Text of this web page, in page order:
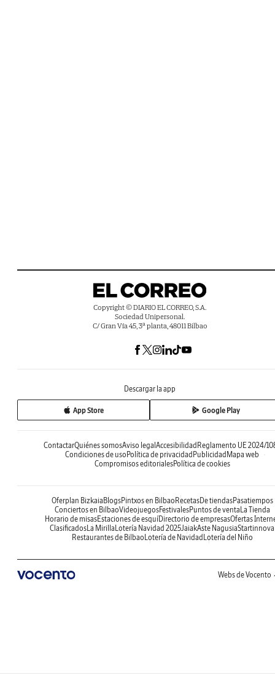
Copyright © DIARIO EL CORREO, S.A.
Sociedad Unipersonal.
C/ Gran Vía 45, 3ª planta, 48011 Bilbao
Descargar la app
App Store Google Play
ContactarQuiénes somosAviso legal Accesibilidad Reglamento UE 2024/
Condiciones de uso Política de privacidad Publicidad Mapa web
Compromisos editorialesPolítica de cookies
Oferplan Bizkaia BlogsPintxos en Bilbao RecetasDe tiendasPasatiempos
Conciertos en BilbaoVideojuegosFestivalesPuntos de venta La Tienda
Horario de misasEstaciones de esquíDirectorio de empresasOfertas
ClasificadosLa Mirilla Lotería Navidad 2025JaiakAste NagusiaStartinnova
Restaurantes de Bilbao Lotería de Navidad Lotería del Niño
Webs de Vocento